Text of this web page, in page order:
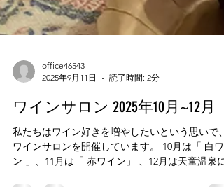
office46543
2025年9月11日
読了時間: 2分
ワインサロン 2025年10月~12月